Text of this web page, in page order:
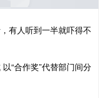
有人听到一半就吓得不
“合作奖”代替部门间分